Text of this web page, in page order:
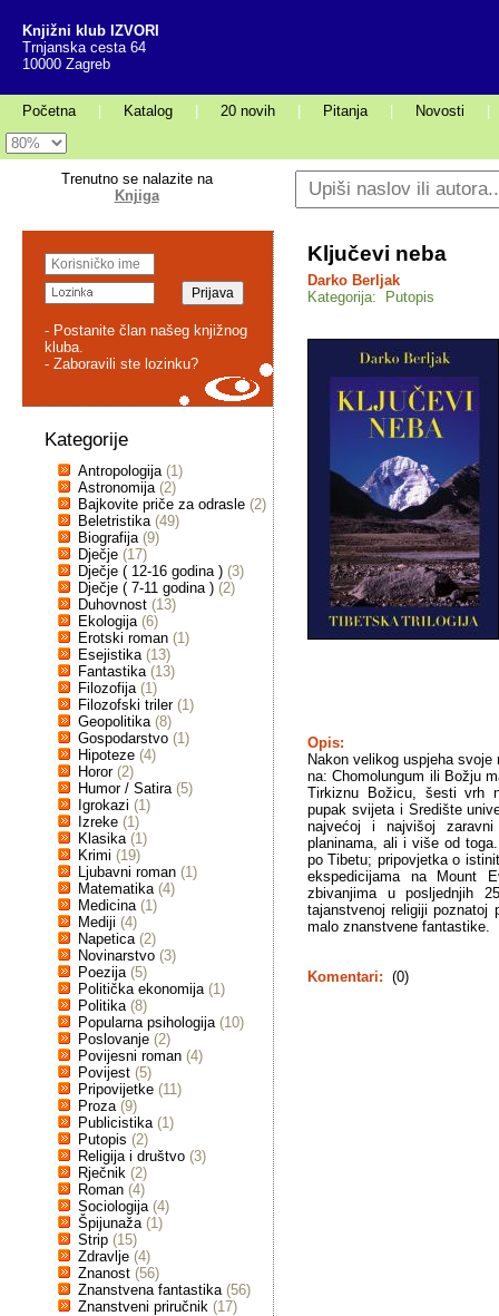
Knjižni klub IZVORI
Trnjanska cesta 64
10000 Zagreb
Početna Katalog 20 novih Pitanja Novosti
Trenutno se nalazite na
Knjiga
- Postanite član našeg knjižnog
kluba.
- Zaboravili ste lozinku?
Kategorije
Antropologija (1)
Astronomija (2)
Bajkovite priče za odrasle (2)
Beletristika (49)
Biografija (9)
Dječje (17)
Dječje ( 12-16 godina ) (3)
Dječje ( 7-11 godina ) (2)
Duhovnost (13)
Ekologija (6)
Erotski roman (1)
Esejistika (13)
Fantastika (13)
Filozofija (1)
Filozofski triler (1)
Geopolitika (8)
Gospodarstvo (1)
Hipoteze (4)
Horor (2)
Humor / Satira (5)
Igrokazi (1)
Izreke (1)
Klasika (1)
Krimi (19)
Ljubavni roman (1)
Matematika (4)
Medicina (1)
Mediji (4)
Napetica (2)
Novinarstvo (3)
Poezija (5)
Politička ekonomija (1)
Politika (8)
Popularna psihologija (10)
Poslovanje (2)
Povijesni roman (4)
Povijest (5)
Pripovijetke (11)
Proza (9)
Publicistika (1)
Putopis (2)
Religija i društvo (3)
Rječnik (2)
Roman (4)
Sociologija (4)
Špijunaža (1)
Strip (15)
Zdravlje (4)
Znanost (56)
Znanstvena fantastika (56)
Znanstveni priručnik (17)
Ključevi neba
Darko Berljak
Kategorija: Putopis
Opis:
Nakon velikog uspjeha
na: Chomolungum ili Božju
Tirkiznu Božicu, šesti vrh
pupak svijeta i Središte
najvećoj i najvišoj
planinama, ali i više od
po Tibetu; pripovjetka o
ekspedicijama na Mount
zbivanjima u posljednjih
tajanstvenoj religiji poznatoj
malo znanstvene fantastike.
Komentari: (0)